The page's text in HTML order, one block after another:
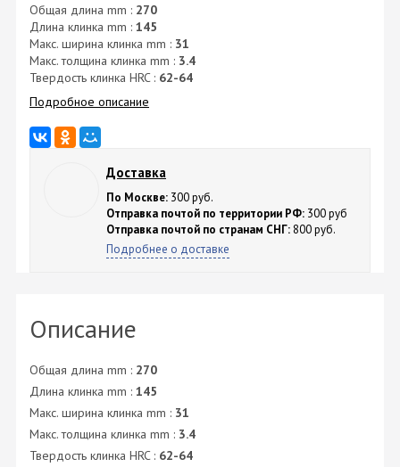
Общая длина mm : 270
Длина клинка mm : 145
Макс. ширина клинка mm : 31
Макс. толщина клинка mm : 3.4
Твердость клинка HRC : 62-64
Подробное описание
Доставка
По Москве: 300 руб.
Отправка почтой по территории РФ: 300 руб
Отправка почтой по странам СНГ: 800 руб.
Подробнее о доставке
Описание
Общая длина mm : 270
Длина клинка mm : 145
Макс. ширина клинка mm : 31
Макс. толщина клинка mm : 3.4
Твердость клинка HRC : 62-64